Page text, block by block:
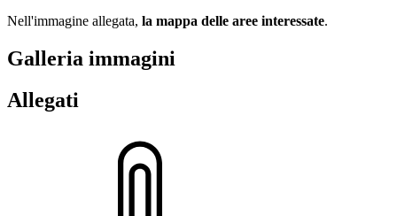
Nell'immagine allegata, la mappa delle aree interessate.
Galleria immagini
Allegati